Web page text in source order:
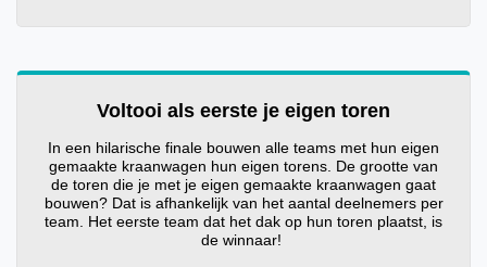
Voltooi als eerste je eigen toren
In een hilarische finale bouwen alle teams met hun eigen
gemaakte kraanwagen hun eigen torens. De grootte van
de toren die je met je eigen gemaakte kraanwagen gaat
bouwen? Dat is afhankelijk van het aantal deelnemers per
team. Het eerste team dat het dak op hun toren plaatst, is
de winnaar!